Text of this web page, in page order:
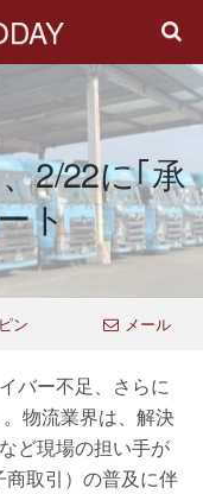
2/22に｢承
ト
ピン メール
バー不足、さらに
物流業界は、解決
ど現場の担い手が
取引）の普及に伴